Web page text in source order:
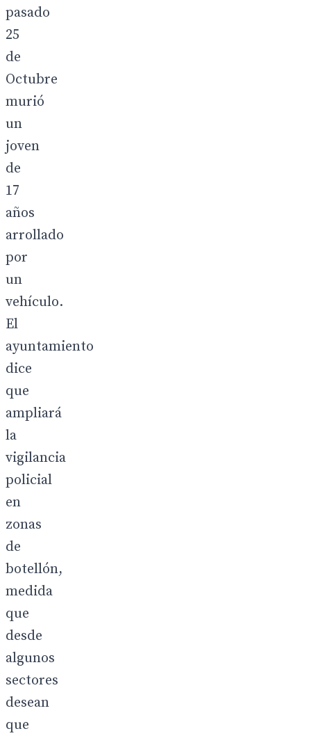
pasado
25
de
Octubre
murió
un
joven
de
17
años
arrollado
por
un
vehículo.
El
ayuntamiento
dice
que
ampliará
la
vigilancia
policial
en
zonas
de
botellón,
medida
que
desde
algunos
sectores
desean
que